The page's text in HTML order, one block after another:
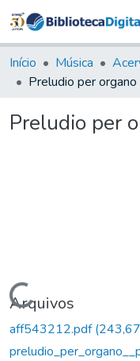
Início Música
Preludio per organo
Preludio per
Carregando...
Arquivos
aff543212.pdf